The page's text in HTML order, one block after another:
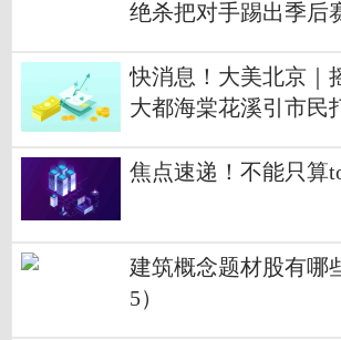
绝杀把对手踢出季后
快消息！大美北京｜
大都海棠花溪引市民
焦点速递！不能只算
建筑概念题材股有哪
5）